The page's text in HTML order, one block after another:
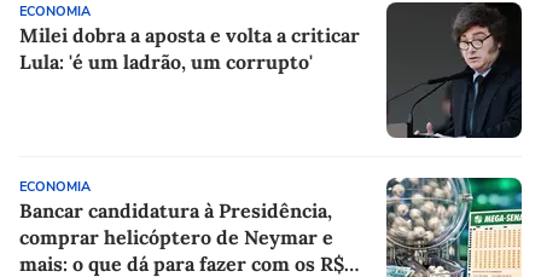
ECONOMIA
Milei dobra a aposta e volta a criticar
Lula: 'é um ladrão, um corrupto'
ECONOMIA
Bancar candidatura à Presidência,
comprar helicóptero de Neymar e
mais: o que dá para fazer com os R$